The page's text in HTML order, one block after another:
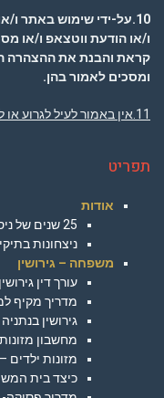
10.על-ידי שימוש באתר
ו/או הודעת ווטצאפ ו/או
קראת והבנת את ההצהרה
ומסכים לאמור בהן.
11.אין באמור לעיל לגרוע או לפגוע בסעיפים קוגנטיים בחוק כלשהו .
תפריט
אודות
25 שנים של ניסיון | אודות עו"ד | נוטריון ומגשר | נתניה |
ניצחונות
משפחה – גירושין
עורך דין
מדריך מקיף
גירושין
מחשבון
מזונות
כיצד בית